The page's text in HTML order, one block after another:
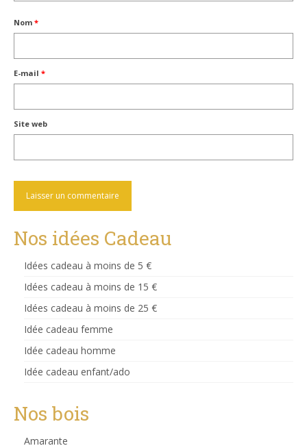
Nom *
E-mail *
Site web
Nos idées Cadeau
Idées cadeau à moins de 5 €
Idées cadeau à moins de 15 €
Idées cadeau à moins de 25 €
Idée cadeau femme
Idée cadeau homme
Idée cadeau enfant/ado
Nos bois
Amarante